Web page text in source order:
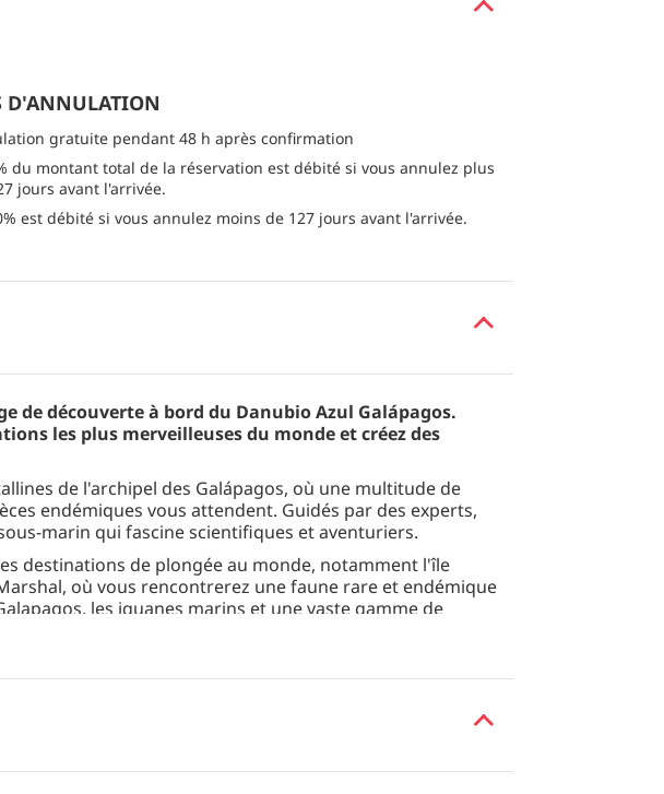
D'ANNULATION
gratuite pendant 48 h après confirmation
du montant total de la réservation est débité si vous annulez plus
jours avant l'arrivée.
est débité si vous annulez moins de 127 jours avant l'arrivée.
de découverte à bord du Danubio Azul Galápagos.
les plus merveilleuses du monde et créez des
de l'archipel des Galápagos, où une multitude de
endémiques vous attendent. Guidés par des experts,
marin qui fascine scientifiques et aventuriers.
destinations de plongée au monde, notamment l'île
où vous rencontrerez une faune rare et endémique
les iguanes marins et une vaste gamme de
d'une salle de bain privative et de nombreux
Le pont supérieur offre un solarium avec chaises longues,
les passagers se réunissent pour partager leurs